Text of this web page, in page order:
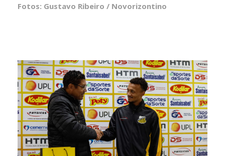
Fotos: Gustavo Ribeiro / Novorizontino